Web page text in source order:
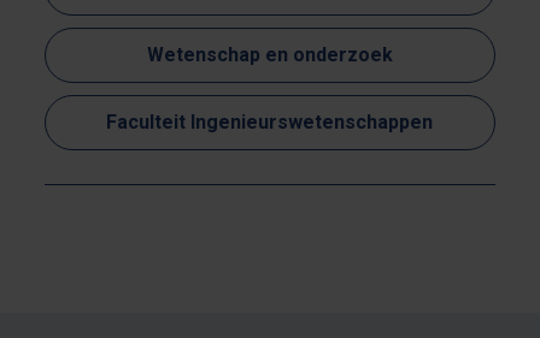
Wetenschap en onderzoek
Faculteit Ingenieurswetenschappen